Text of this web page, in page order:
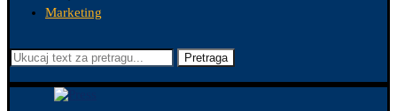
Marketing
Pretraga